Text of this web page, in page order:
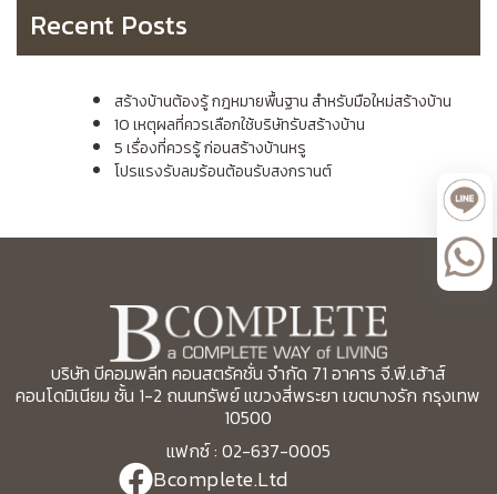
Recent Posts
สร้างบ้านต้องรู้ กฎหมายพื้นฐาน สำหรับมือใหม่สร้างบ้าน
10 เหตุผลที่ควรเลือกใช้บริษัทรับสร้างบ้าน
5 เรื่องที่ควรรู้ ก่อนสร้างบ้านหรู
โปรแรงรับลมร้อนต้อนรับสงกรานต์
บริษัท บีคอมพลีท คอนสตรัคชั่น จำกัด 71 อาคาร จี.พี.เฮ้าส์
คอนโดมิเนียม ชั้น 1-2 ถนนทรัพย์ แขวงสี่พระยา เขตบางรัก กรุงเทพ
10500
แฟกซ์ : 02-637-0005
Bcomplete.Ltd